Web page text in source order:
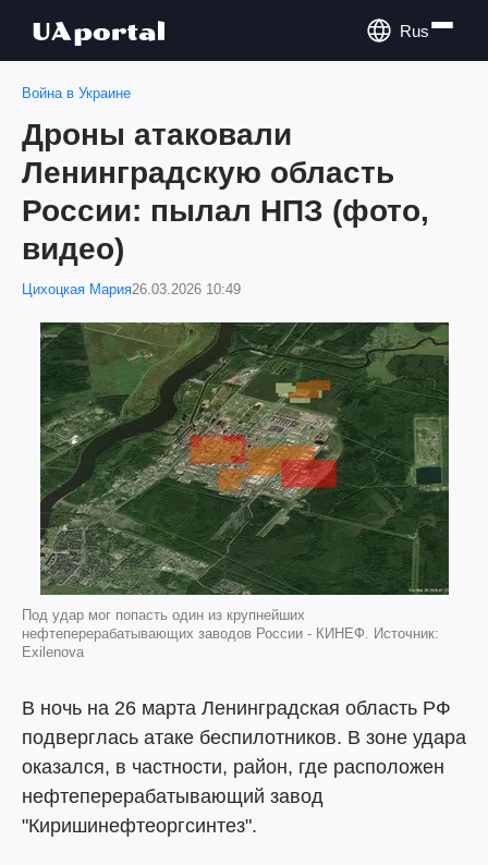
Rus
Война в Украине
Дроны атаковали
Ленинградскую область
России: пылал НПЗ (фото,
видео)
Цихоцкая Мария26.03.2026 10:49
Под удар мог попасть один из крупнейших
нефтеперерабатывающих заводов России - КИНЕФ. Источник:
Exilenova
В ночь на 26 марта Ленинградская область РФ
подверглась атаке беспилотников. В зоне удара
оказался, в частности, район, где расположен
нефтеперерабатывающий завод
"Киришинефтеоргсинтез".